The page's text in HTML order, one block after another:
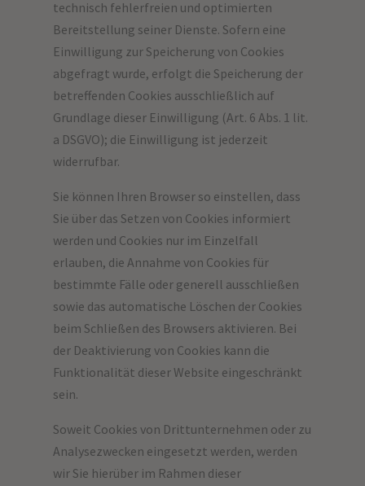
technisch fehlerfreien und optimierten
Bereitstellung seiner Dienste. Sofern eine
Einwilligung zur Speicherung von Cookies
abgefragt wurde, erfolgt die Speicherung der
betreffenden Cookies ausschließlich auf
Grundlage dieser Einwilligung (Art. 6 Abs. 1 lit.
a DSGVO); die Einwilligung ist jederzeit
widerrufbar.
Sie können Ihren Browser so einstellen, dass
Sie über das Setzen von Cookies informiert
werden und Cookies nur im Einzelfall
erlauben, die Annahme von Cookies für
bestimmte Fälle oder generell ausschließen
sowie das automatische Löschen der Cookies
beim Schließen des Browsers aktivieren. Bei
der Deaktivierung von Cookies kann die
Funktionalität dieser Website eingeschränkt
sein.
Soweit Cookies von Drittunternehmen oder zu
Analysezwecken eingesetzt werden, werden
wir Sie hierüber im Rahmen dieser